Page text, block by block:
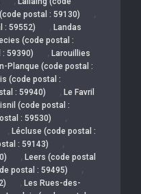
postal : 59130) ,
: 59552) , Landas
(code postal :
59390) , Larouillies
Planque (code postal :
(code postal :
: 59940) , Le Favril
(code postal :
: 59530) ,
, Lécluse (code postal :
: 59143) ,
, Leers (code postal
postal : 59495) ,
, Les Rues-des-